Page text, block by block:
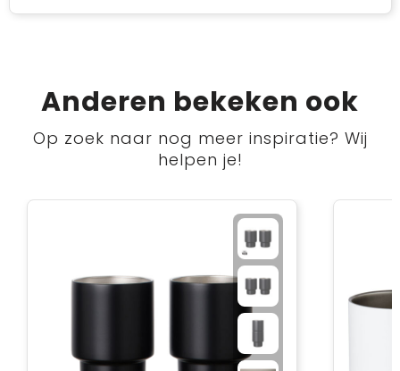
Anderen bekeken ook
Op zoek naar nog meer inspiratie? Wij
helpen je!